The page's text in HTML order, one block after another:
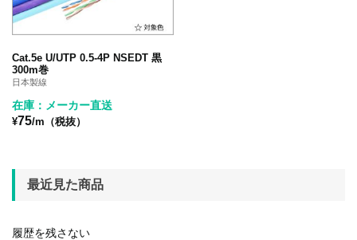
Cat.5e U/UTP 0.5-4P NSEDT 黒
300m巻
日本製線
在庫：メーカー直送
¥75/m（税抜）
最近見た商品
履歴を残さない